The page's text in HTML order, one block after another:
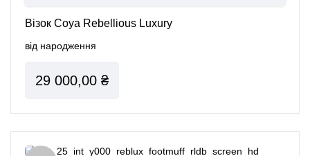
Візок Coya Rebellious Luxury
від народження
29 000,00 ₴